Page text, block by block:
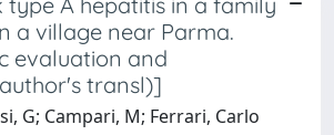
a village near Parma.
evaluation and
transl)]
G; Campari, M; Ferrari, Carlo